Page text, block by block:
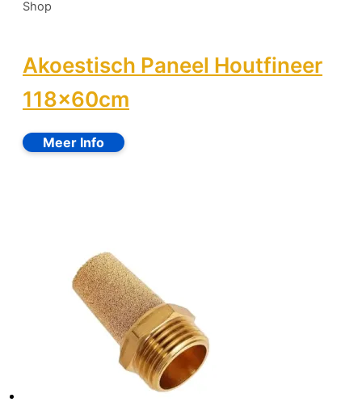
Shop
Akoestisch Paneel Houtfineer
118x60cm